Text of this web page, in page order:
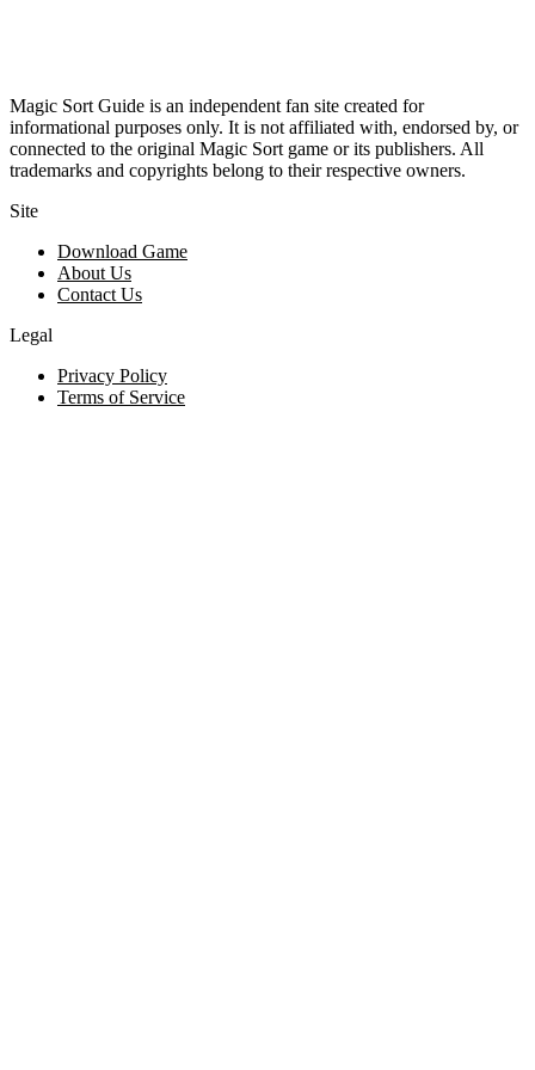
Magic Sort Guide is an independent fan site created for
informational purposes only. It is not affiliated with, endorsed by, or
connected to the original Magic Sort game or its publishers. All
trademarks and copyrights belong to their respective owners.
Site
Download Game
About Us
Contact Us
Legal
Privacy Policy
Terms of Service